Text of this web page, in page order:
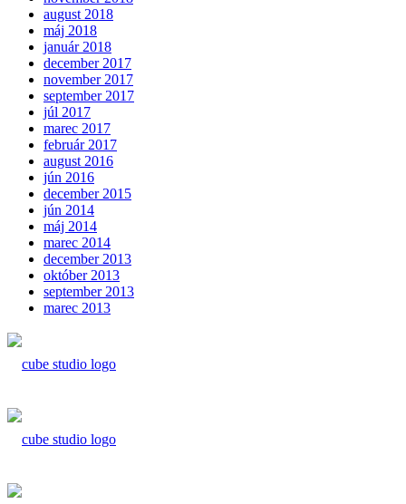
august 2018
máj 2018
január 2018
december 2017
november 2017
september 2017
júl 2017
marec 2017
február 2017
august 2016
jún 2016
december 2015
jún 2014
máj 2014
marec 2014
december 2013
október 2013
september 2013
marec 2013